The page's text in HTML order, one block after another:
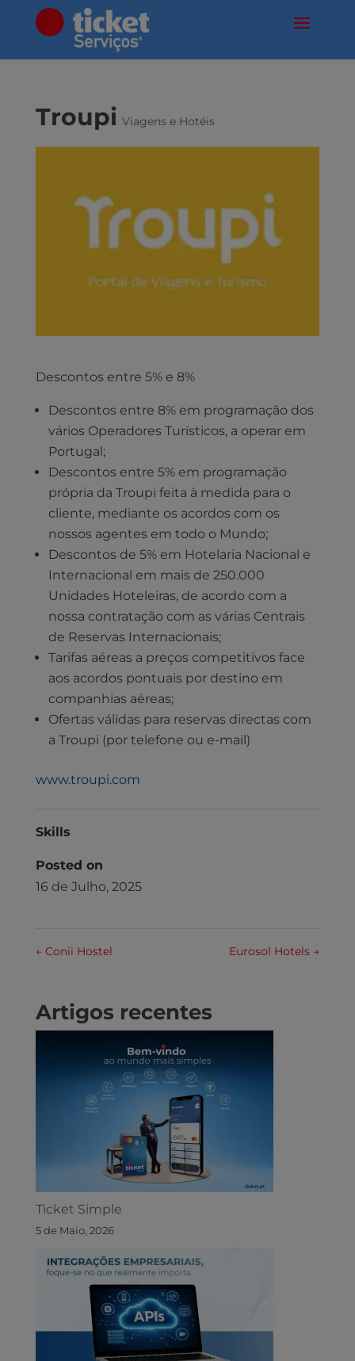
Troupi Viagens e Hotéis
Descontos entre 5% e 8%
Descontos entre 8% em programação dos
vários Operadores Turísticos, a operar em
Portugal;
Descontos entre 5% em programação
própria da Troupi feita à medida para o
cliente, mediante os acordos com os
nossos agentes em todo o Mundo;
Descontos de 5% em Hotelaria Nacional e
Internacional em mais de 250.000
Unidades Hoteleiras, de acordo com a
nossa contratação com as várias Centrais
de Reservas Internacionais;
Tarifas aéreas a preços competitivos face
aos acordos pontuais por destino em
companhias aéreas;
Ofertas válidas para reservas directas com
a Troupi (por telefone ou e-mail)
www.troupi.com
Skills
Posted on
16 de Julho, 2025
←Conii Hostel Eurosol Hotels →
Artigos recentes
Ticket Simple
5 de Maio, 2026